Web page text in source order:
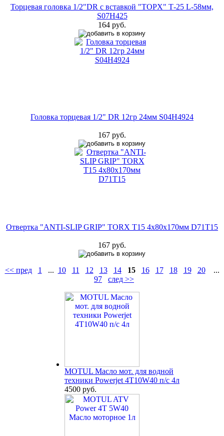
Торцевая головка 1/2"DR с вставкой "ТОРX" Т-25 L-58мм,
S07Н425
164 руб.
Головка торцевая 1/2" DR 12гр 24мм S04H4924
167 руб.
Отвертка "ANTI-SLIP GRIP" TORX T15 4х80х170мм D71T15
167 руб.
<< пред 1 ... 10 11 12 13 14 15 16 17 18 19 20...
97
след >>
MOTUL Масло мот. для водной
техники Powerjet 4T10W40 п/с 4л
4500 руб.